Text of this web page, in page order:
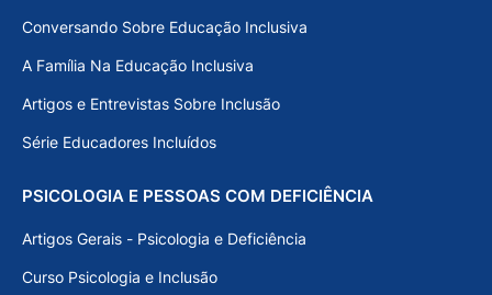
Conversando Sobre Educação Inclusiva
A Família Na Educação Inclusiva
Artigos e Entrevistas Sobre Inclusão
Série Educadores Incluídos
PSICOLOGIA E PESSOAS COM DEFICIÊNCIA
Artigos Gerais - Psicologia e Deficiência
Curso Psicologia e Inclusão